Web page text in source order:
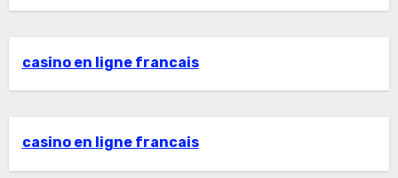
casino en ligne francais
casino en ligne francais